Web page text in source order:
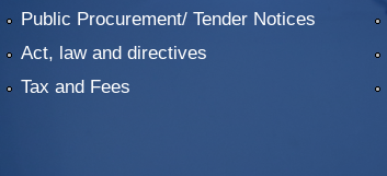
Public Procurement/ Tender Notices
Act, law and directives
Tax and Fees